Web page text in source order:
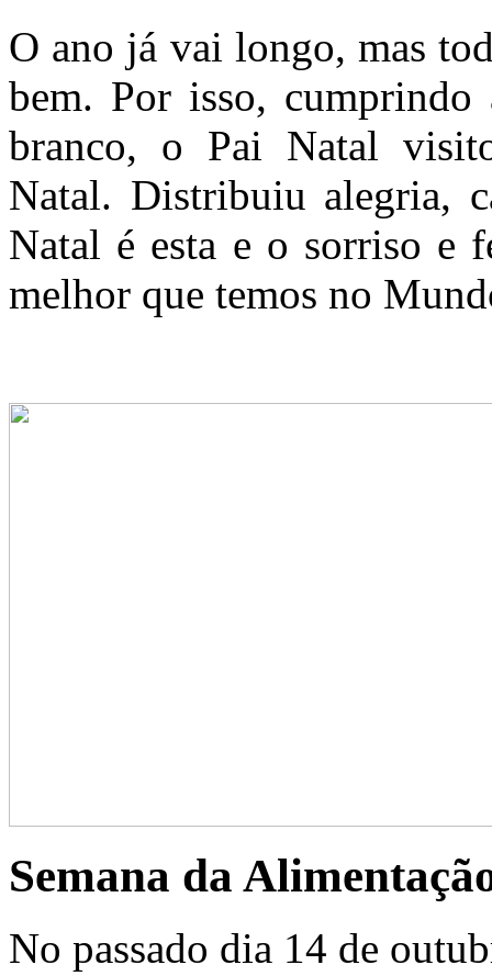
O ano já vai longo, mas
bem. Por isso,
branco, o Pai Natal
Natal. Distribuiu alegria,
Natal é esta e o sorriso e
melhor que temos no
Semana da
No passado dia 14 de